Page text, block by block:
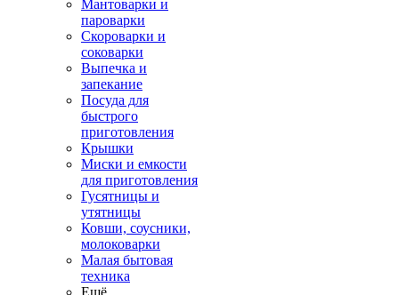
Мантоварки и
пароварки
Скороварки и
соковарки
Выпечка и
запекание
Посуда для
быстрого
приготовления
Крышки
Миски и емкости
для приготовления
Гусятницы и
утятницы
Ковши, соусники,
молоковарки
Малая бытовая
техника
Ещё